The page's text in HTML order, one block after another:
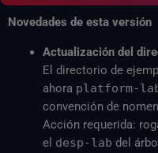
Novedades de esta versión
Actualización del
El directorio de
ahora platform-
convención de
Acción requerida:
el desp-lab del